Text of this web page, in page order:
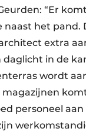
“Er
naast het pand.
extra
in de
wordt
magazijnen
personeel